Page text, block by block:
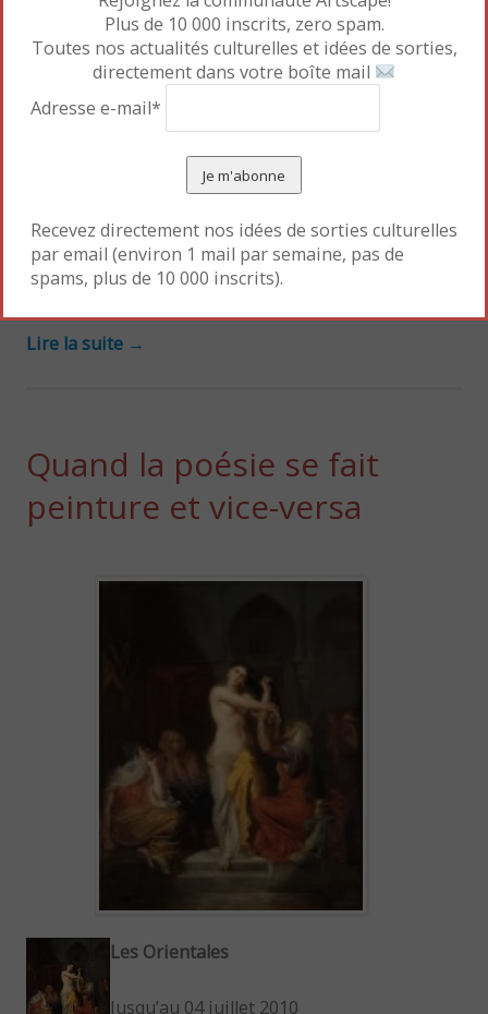
Maison de Victor Hugo, 6 place des Vosges, Paris IV
poésies que l’on apprend par coeur à l’école, la
Maison de Victor Hugo propose une vision du poète
un brin plus subversive, en le confrontant aux
surréalistes. Nous étions loin d’imaginer qu’ils
avaient autant d’affinités intellectuelles…
Lire la suite →
Quand la poésie se fait
peinture et vice-versa
Les Orientales
Jusqu’au 04 juillet 2010
Plus de 10 000 inscrits, zero spam.
Toutes nos actualités culturelles et idées de sorties,
directement dans votre boîte mail
Adresse e-mail*
Recevez directement nos idées de sorties culturelles
par email (environ 1 mail par semaine, pas de
spams, plus de 10 000 inscrits).